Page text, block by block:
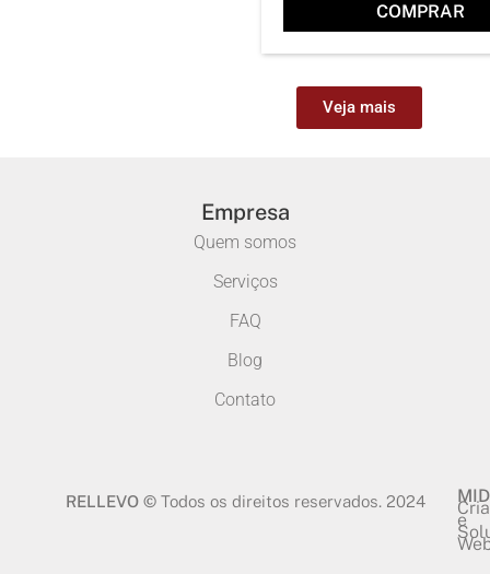
COMPRAR
Veja mais
Empresa
Quem somos
Serviços
FAQ
Blog
Contato
RELLEVO ©Todos os direitos reservados. 2024
e